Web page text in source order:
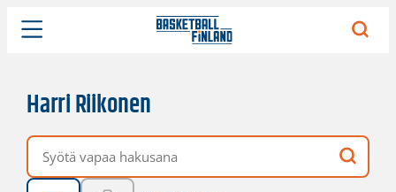
Harri Riikonen
Vapaa hakusana